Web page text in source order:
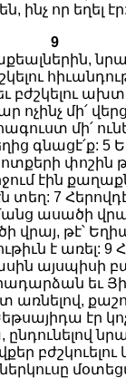
ինչ որ եղել
9
բժշկելու
մի՛
մի՛
գնացէ՛ք: 5
ոտքերի
էին
տեղ: 7
ասածի
թէ՝
է առել: 9
այսպիսի
եւ
առնելով,
էր
բժշկուելու